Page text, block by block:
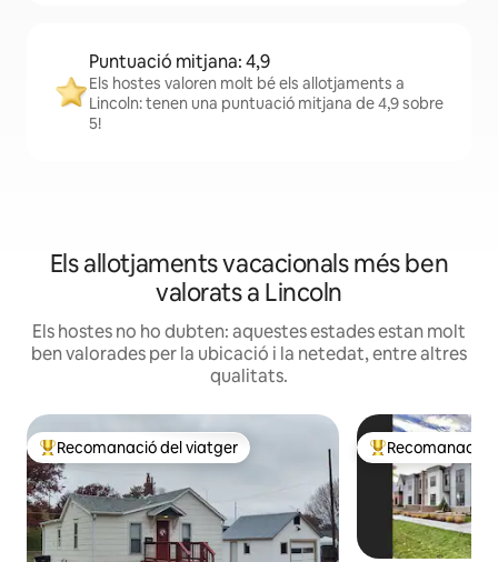
Puntuació mitjana: 4,9
Els hostes valoren molt bé els allotjaments a
Lincoln: tenen una puntuació mitjana de 4,9 sobre
5!
Els allotjaments vacacionals més ben
valorats a Lincoln
Els hostes no ho dubten: aquestes estades estan molt
ben valorades per la ubicació i la netedat, entre altres
qualitats.
Principals recomanacions dels viatgers
Recomanació del viatger Principals
Recomanació